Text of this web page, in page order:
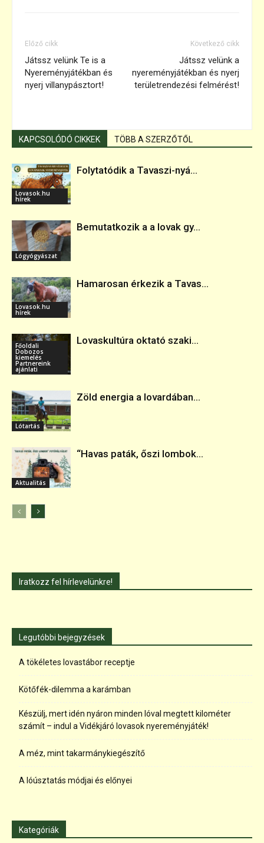
Előző cikk
Játssz velünk Te is a
Nyereményjátékban és
nyerj villanypásztort!
Következő cikk
Játssz velünk a
nyereményjátékban és nyerj
területrendezési felmérést!
KAPCSOLÓDÓ CIKKEK TÖBB A SZERZŐTŐL
Lovasok.hu
hírek
Folytatódik a Tavaszi-nyá...
Lógyógyászat
Bemutatkozik a a lovak gy...
Lovasok.hu
hírek
Hamarosan érkezik a Tavas...
Főoldali
Dobozos
kiemelés
Partnereink
ajánlati
Lovaskultúra oktató szaki...
Lótartás
Zöld energia a lovardában...
Aktualitás
“Havas paták, őszi lombok...
Iratkozz fel hírlevelünkre!
Legutóbbi bejegyzések
A tökéletes lovastábor receptje
Kötőfék-dilemma a karámban
Készülj, mert idén nyáron minden lóval megtett kilométer
számít – indul a Vidékjáró lovasok nyereményjáték!
A méz, mint takarmánykiegészítő
A lóúsztatás módjai és előnyei
Kategóriák